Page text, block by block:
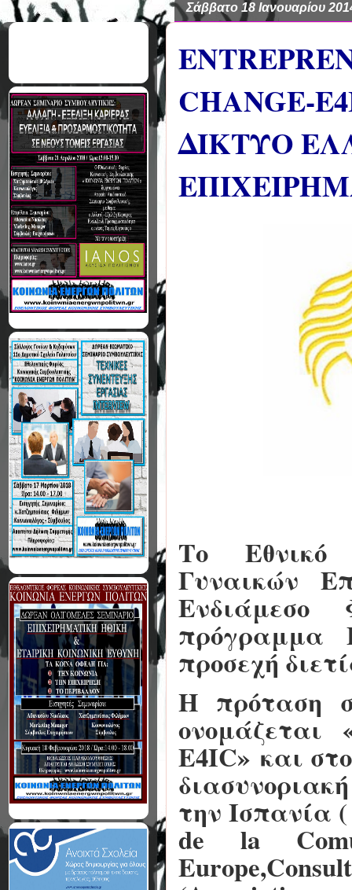
Σάββατο 18 Ιανουαρίου
CHANGE-
ΔΙΚΤΥΟ
Το Εθνικό
Γυναικών
Ενδιάμεσο
πρόγραμμα
προσεχή
Η πρόταση
ονομάζεται
E4IC» και
την Ισπανία
de la